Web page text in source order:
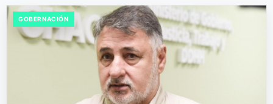
GOBERNACIÓN